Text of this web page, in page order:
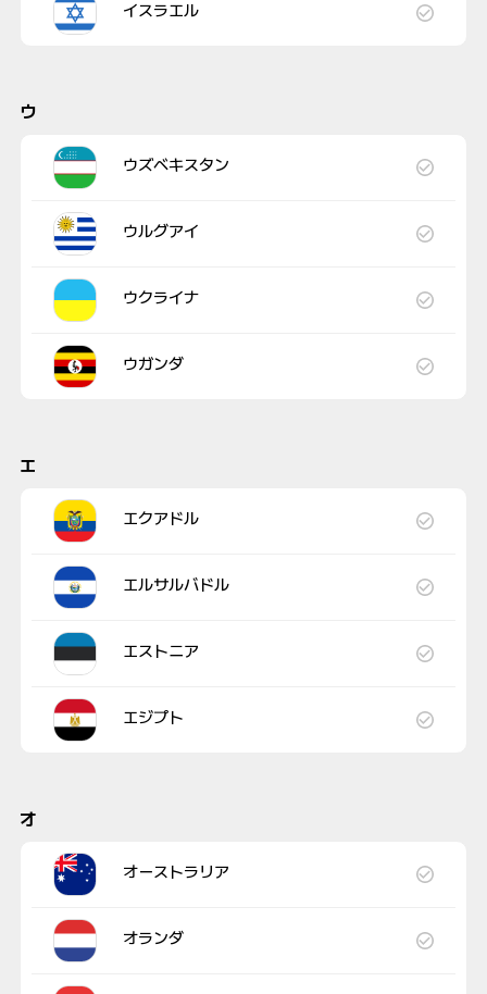
イスラエル
ウ
ウズベキスタン
ウルグアイ
ウクライナ
ウガンダ
エ
エクアドル
エルサルバドル
エストニア
エジプト
オ
オーストラリア
オランダ